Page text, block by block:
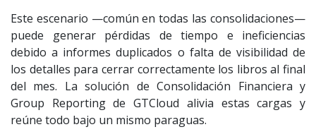
Este escenario —común en todas las consolidaciones—
puede generar pérdidas de tiempo e ineficiencias
debido a informes duplicados o falta de visibilidad de
los detalles para cerrar correctamente los libros al final
del mes. La solución de Consolidación Financiera y
Group Reporting de GTCloud alivia estas cargas y
reúne todo bajo un mismo paraguas.